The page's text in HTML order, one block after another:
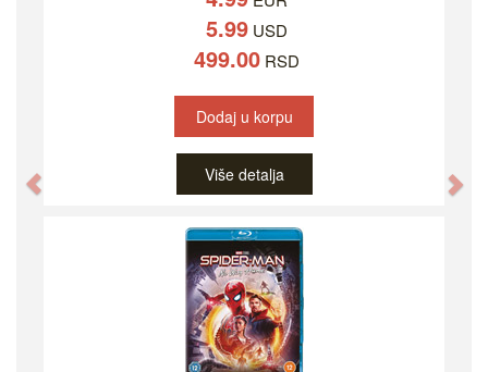
5.99 USD
499.00 RSD
Dodaj u korpu
Više detalja